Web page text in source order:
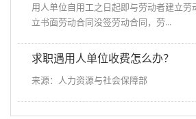
用人单位自用工之日起即与劳动者建立
立书面劳动合同没签劳动合同，劳...
求职遇用人单位收费怎么办？
来源：人力资源与社会保障部